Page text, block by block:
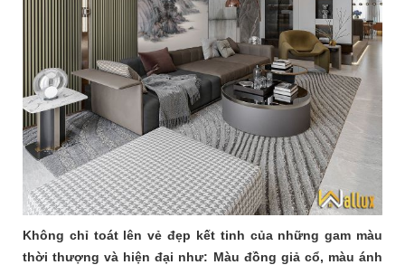
Không chỉ toát lên vẻ đẹp kết tinh của những gam màu
thời thượng và hiện đại như: Màu đồng giả cổ, màu ánh